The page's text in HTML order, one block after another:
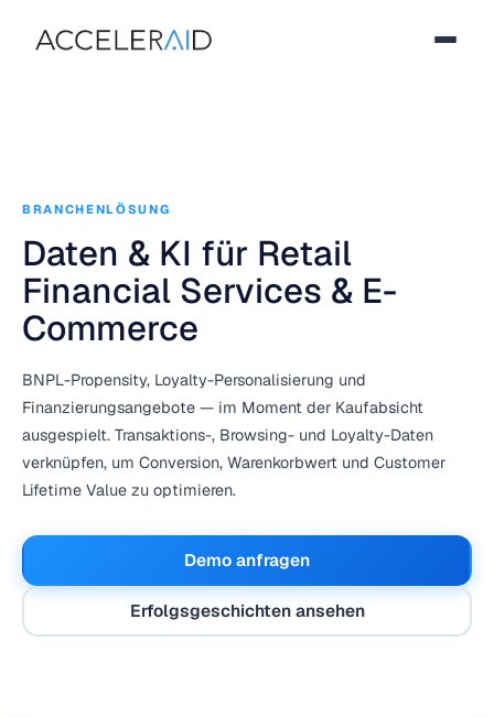
BRANCHENLÖSUNG
Daten & KI für Retail
Financial Services & E-
Commerce
BNPL-Propensity, Loyalty-Personalisierung und
Finanzierungsangebote — im Moment der Kaufabsicht
ausgespielt. Transaktions-, Browsing- und Loyalty-Daten
verknüpfen, um Conversion, Warenkorbwert und Customer
Lifetime Value zu optimieren.
Demo anfragen
Erfolgsgeschichten ansehen